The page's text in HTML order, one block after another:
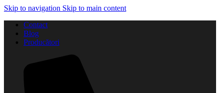
Skip to navigation Skip to main content
Contact
Blog
Producători